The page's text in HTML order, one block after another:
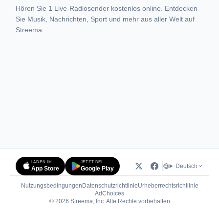
Hören Sie 1 Live-Radiosender kostenlos online. Entdecken
Sie Musik, Nachrichten, Sport und mehr aus aller Welt auf
Streema.
LADEN IM
App Store
JETZT BEI
Google Play Deutsch
Nutzungsbedingungen DatenschutzrichtlinieUrheberrechtsrichtlinie
AdChoices(öffnet in neuem Tab)
© 2026 Streema, Inc. Alle Rechte vorbehalten